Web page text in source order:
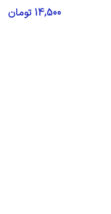
14,500 تومان